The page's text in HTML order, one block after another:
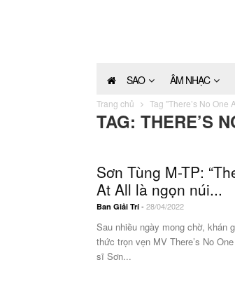
SAO ÂM NHẠC
Trang chủ Tag "There’s No One
TAG: THERE’S
Sơn Tùng M-TP:
At All là ngọn núi...
Ban Giải Trí - 28/04/2022
Sau nhiều ngày mong chờ, khán
thức trọn vẹn MV There’s No
sĩ Sơn...